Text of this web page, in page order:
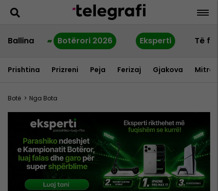
Ballina Botërori 2026 Eksperti Të
Prishtina Prizreni Peja Ferizaj Gjakova
Botë > Nga Bota